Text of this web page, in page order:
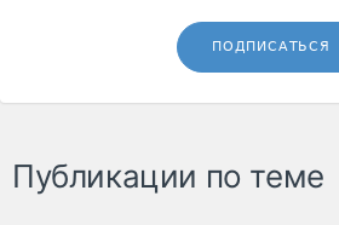
ПОДПИСАТЬСЯ
Публикации по теме